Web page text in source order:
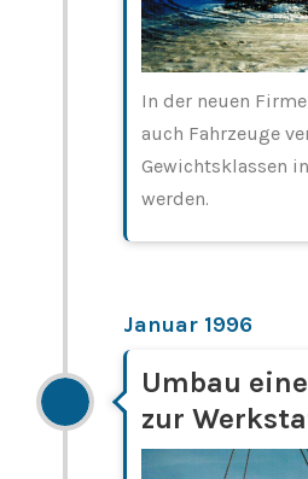
In der neuen
auch Fahrzeuge
Gewichtsklassen
werden.
Januar 1996
Umbau
zur